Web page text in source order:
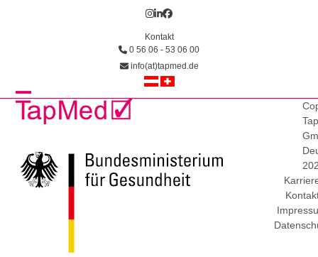
Instagram
LinkedIn
Facebook
Kontakt
0 56 06 - 53 06 00
info(at)tapmed.de
Open
menu
Close
menu